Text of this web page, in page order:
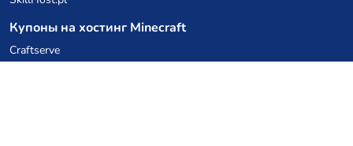
Купоны на хостинг Minecraft
Craftserve
IceHost.pl